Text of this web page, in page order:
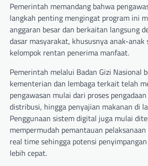
Pemerintah memandang bahwa
langkah penting mengingat program ini
anggaran besar dan berkaitan langsung
dasar masyarakat, khususnya anak-anak
kelompok rentan penerima manfaat.
Pemerintah melalui Badan Gizi Nasional
kementerian dan lembaga terkait telah
pengawasan mulai dari proses
distribusi, hingga penyajian makanan di
Penggunaan sistem digital juga mulai
mempermudah pemantauan
real time sehingga potensi
lebih cepat.